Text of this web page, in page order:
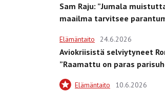
Sam Raju: ”Jumala
maailma tarvitsee
Elämäntaito 24.6.2026
Aviokriisistä selviytyneet
”Raamattu on paras
Elämäntaito 10.6.2026